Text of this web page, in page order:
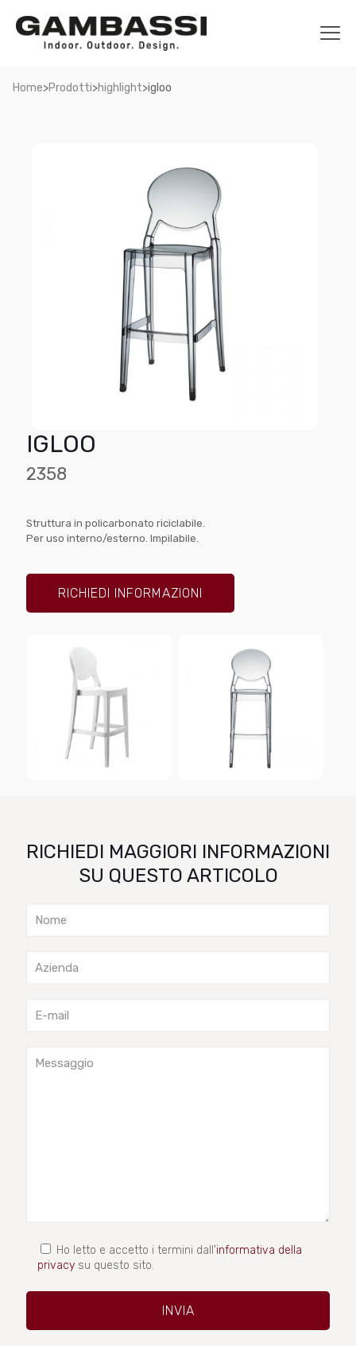
Home>Prodotti>highlight>igloo
IGLOO
2358
Struttura in policarbonato riciclabile.
Per uso interno/esterno. Impilabile.
RICHIEDI INFORMAZIONI
RICHIEDI MAGGIORI INFORMAZIONI
SU QUESTO ARTICOLO
Ho letto e accetto i termini dall'informativa della
privacy su questo sito.